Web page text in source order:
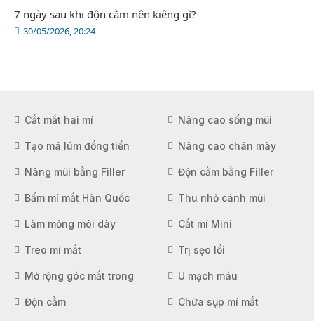
30/05/2026, 20:24
7 ngày sau khi độn cằm nên kiêng gì?
Cắt mắt hai mí Nâng cao sống mũi
Tạo má lúm đồng tiền Nâng cao chân mày
Nâng mũi bằng Filler Độn cằm bằng Filler
Bấm mí mắt Hàn Quốc Thu nhỏ cánh mũi
Làm mỏng môi dày Cắt mí Mini
Treo mí mắt Trị sẹo lồi
Mở rộng góc mắt trong U mạch máu
Độn cằm Chữa sụp mí mắt